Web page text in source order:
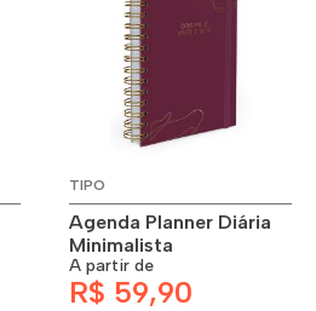
TIPO
Agenda Planner Diária
Minimalista
A partir de
R$ 59,90